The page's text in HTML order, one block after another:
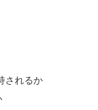
されるか